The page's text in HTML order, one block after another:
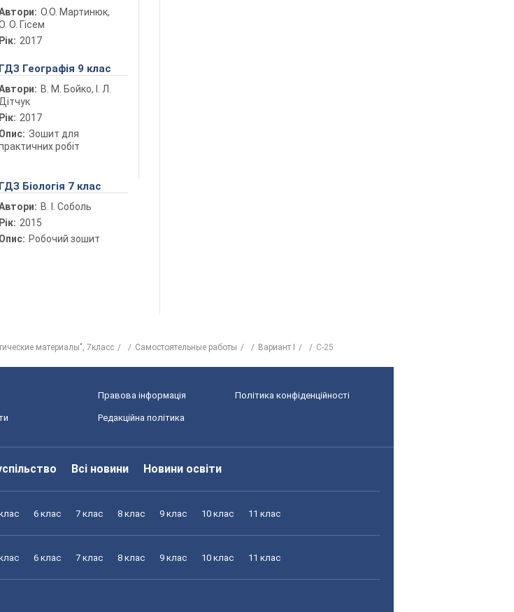
О.О. Мартинюк,
О. Гісем
Рік: 2017
ГДЗ Географія 9 клас
В. М. Бойко, І. Л.
Дітчук
Рік: 2017
Опис: Зошит для
робіт
ГДЗ Біологія 7 клас
В. І. Соболь
Рік: 2015
Опис: Робочий зошит
материалы", 7класс Самостоятельные работы Вариант I С-25
Правова інформація Політика конфіденційності
Редакційна політика
Всі новини Новини освіти
6 клас 7 клас 8 клас 9 клас 10 клас 11 клас
6 клас 7 клас 8 клас 9 клас 10 клас 11 клас